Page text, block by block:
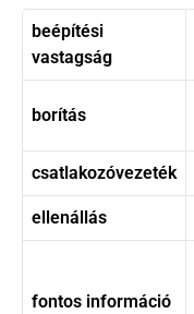
beépítési
vastagság
borítás
csatlakozóvezeték
ellenállás
fontos információ